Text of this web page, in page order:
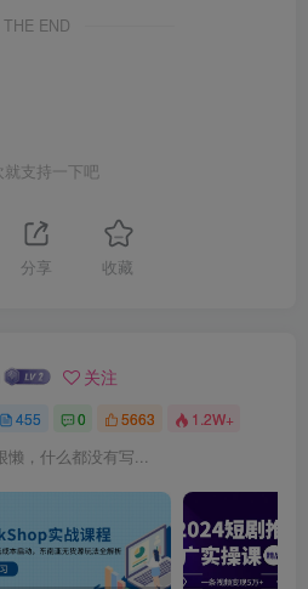
THE END
就支持一下吧
分享 收藏
关注
455 0 5663 1.2W+
懒，什么都没有写...